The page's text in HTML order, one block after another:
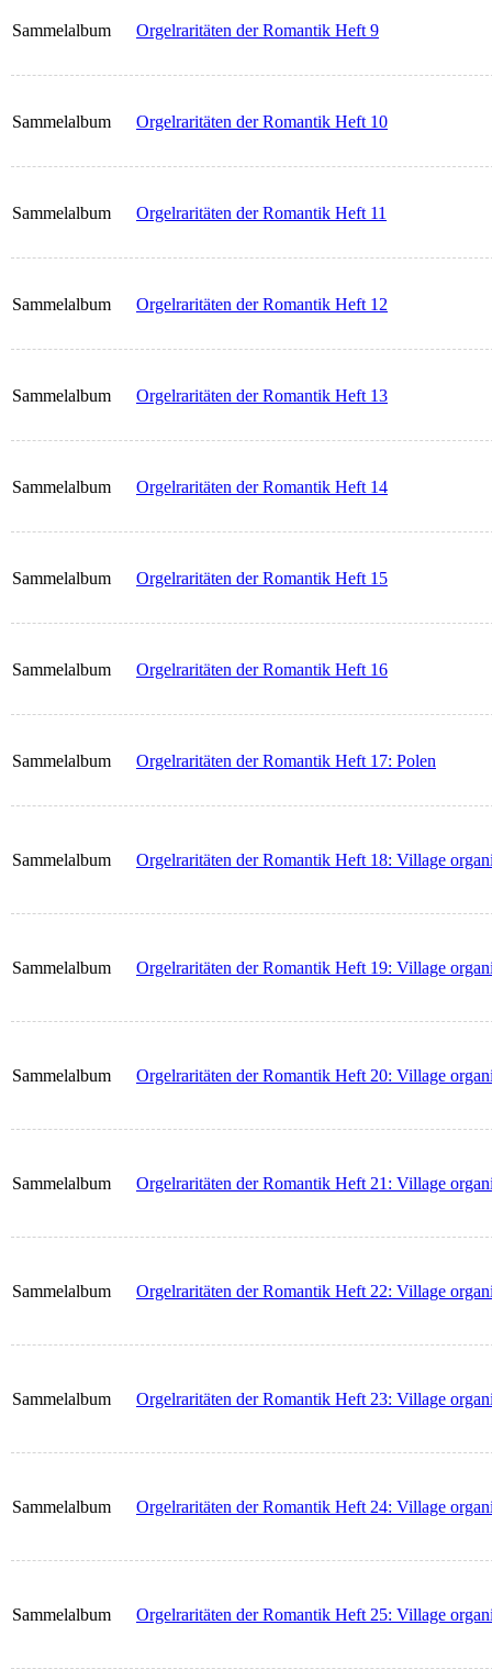
Sammelalbum Orgelraritäten der Romantik Heft 9
Sammelalbum Orgelraritäten der Romantik Heft 10
Sammelalbum Orgelraritäten der Romantik Heft 11
Sammelalbum Orgelraritäten der Romantik Heft 12
Sammelalbum Orgelraritäten der Romantik Heft 13
Sammelalbum Orgelraritäten der Romantik Heft 14
Sammelalbum Orgelraritäten der Romantik Heft 15
Sammelalbum Orgelraritäten der Romantik Heft 16
Sammelalbum Orgelraritäten der Romantik Heft 17: Polen
Sammelalbum Orgelraritäten der Romantik Heft 18: Village
Sammelalbum Orgelraritäten der Romantik Heft 19: Village
Sammelalbum Orgelraritäten der Romantik Heft 20: Village
Sammelalbum Orgelraritäten der Romantik Heft 21: Village
Sammelalbum Orgelraritäten der Romantik Heft 22: Village
Sammelalbum Orgelraritäten der Romantik Heft 23: Village
Sammelalbum Orgelraritäten der Romantik Heft 24: Village
Sammelalbum Orgelraritäten der Romantik Heft 25: Village